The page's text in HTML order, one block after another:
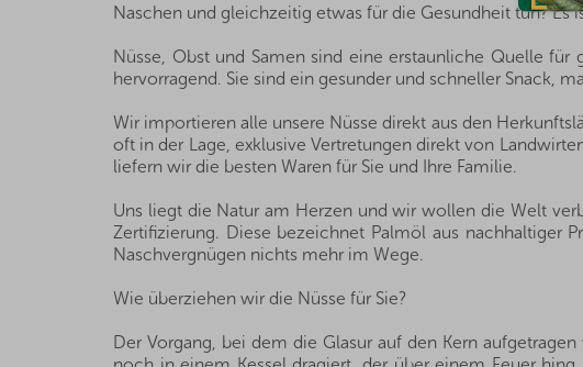
Naschen und gleichzeitig etwas für die Gesundheit tun? Es
Nüsse, Obst und Samen sind eine erstaunliche Quelle
hervorragend. Sie sind ein gesunder und schneller Snack,
Wir importieren alle unsere Nüsse direkt aus den
oft in der Lage, exklusive Vertretungen direkt von
liefern wir die besten Waren für Sie und Ihre Familie.
Uns liegt die Natur am Herzen und wir wollen die Welt
Zertifizierung. Diese bezeichnet Palmöl aus nachhaltiger
Naschvergnügen nichts mehr im Wege.
Wie überziehen wir die Nüsse für Sie?
Der Vorgang, bei dem die Glasur auf den Kern